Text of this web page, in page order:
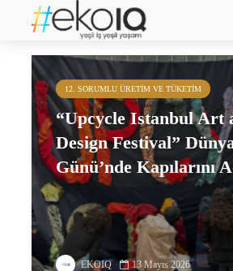
çevre dostu uygulamalar
12. SORUMLU ÜRETIM VE TÜKETIM
“Upcycle Istanbul Art
Design Festival”
Günü’nde Kapılarını
EKOIQ 13 Mayıs 2026